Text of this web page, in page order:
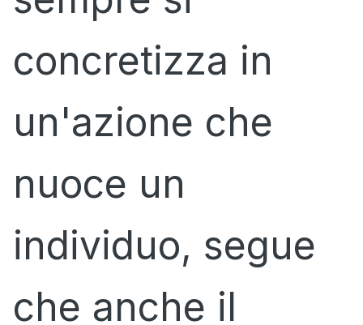
concretizza in
un'azione che
nuoce un
individuo, segue
che anche il